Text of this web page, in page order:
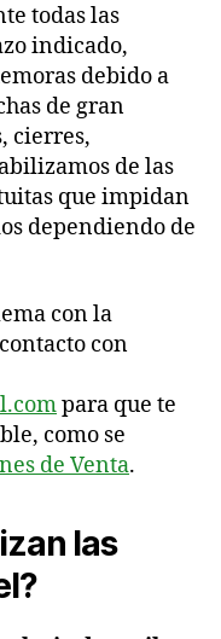
todas las
indicado,
debido a
de gran
cierres,
de las
que impidan
dependiendo de
con la
con
para que te
como se
de Venta.
las